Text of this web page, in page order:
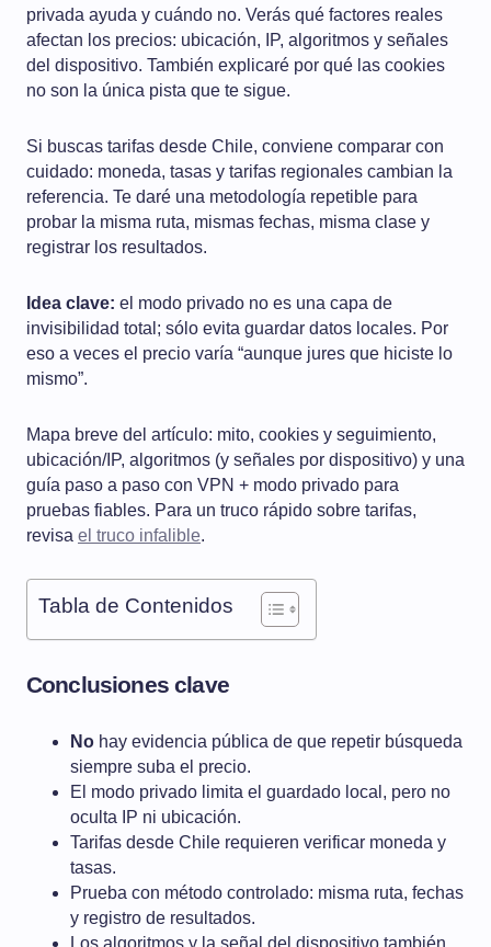
privada ayuda y cuándo no. Verás qué factores reales
afectan los precios: ubicación, IP, algoritmos y señales
del dispositivo. También explicaré por qué las cookies
no son la única pista que te sigue.
Si buscas tarifas desde Chile, conviene comparar con
cuidado: moneda, tasas y tarifas regionales cambian la
referencia. Te daré una metodología repetible para
probar la misma ruta, mismas fechas, misma clase y
registrar los resultados.
Idea clave: el modo privado no es una capa de
invisibilidad total; sólo evita guardar datos locales. Por
eso a veces el precio varía “aunque jures que hiciste lo
mismo”.
Mapa breve del artículo: mito, cookies y seguimiento,
ubicación/IP, algoritmos (y señales por dispositivo) y una
guía paso a paso con VPN + modo privado para
pruebas fiables. Para un truco rápido sobre tarifas,
revisa el truco infalible.
Tabla de Contenidos
Conclusiones clave
No hay evidencia pública de que repetir búsqueda
siempre suba el precio.
El modo privado limita el guardado local, pero no
oculta IP ni ubicación.
Tarifas desde Chile requieren verificar moneda y
tasas.
Prueba con método controlado: misma ruta, fechas
y registro de resultados.
Los algoritmos y la señal del dispositivo también